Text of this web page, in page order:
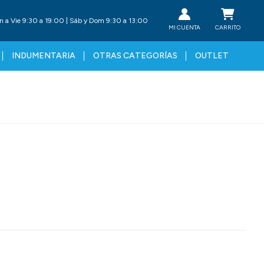
INDUMENTARIA OTRAS CATEGORÍAS OUTLET
a Vie 9:30 a 19:00 | Sáb y Dom 9:30 a 13:00